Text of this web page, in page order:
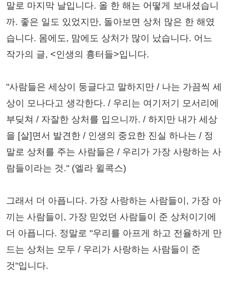
말로 마지막 날입니다. 올 한 해는 어떻게 보내셨습니
까. 좋은 일도 있었지만, 돌아보면 상처 많은 한 해였
습니다. 몸에도, 맘에도 상처가 많이 났습니다. 어느
작가의 글, <인생의 흉터들>입니다.
"사람들은 세상이 둥글다고 말하지만 / 나는 가끔씩 세
상이 모나다고 생각한다. / 우리는 여기저기 모서리에
부딪쳐 / 자잘한 상처를 입으니까. / 하지만 내가 세상
을 [살]면서 발견한 / 인생의 중요한 진실 하나는 / 정
말로 상처를 주는 사람들은 / 우리가 가장 사랑하는 사
람들이라는 것." (엘라 윌콕스)
그래서 더 아픕니다. 가장 사랑하는 사람들이, 가장 아
끼는 사람들이, 가장 믿었던 사람들이 준 상처이기에
더 아픕니다. 정말로 "우리를 아프게 하고 전율하게 만
드는 상처는 모두 / 우리가 사랑하는 사람들이 준
것"입니다.